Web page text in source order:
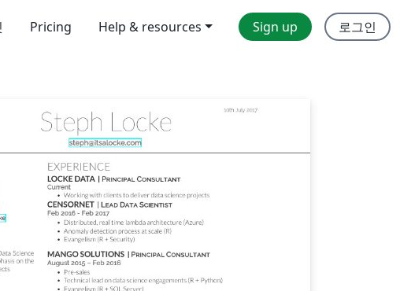
Pricing Help & resources Sign up 로그인